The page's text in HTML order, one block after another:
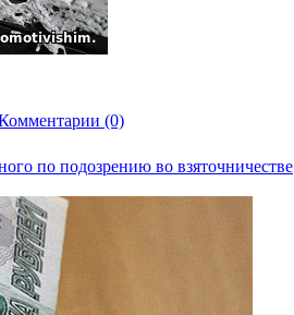
(0)
по подозрению во взяточничестве